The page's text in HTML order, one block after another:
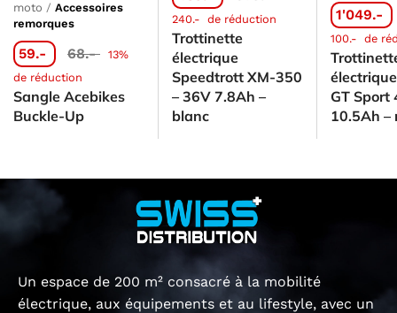
moto / Accessoires
remorques
59.- 68.- 13%
de réduction
Sangle Acebikes
Buckle-Up
240.- de réduction
Trottinette
électrique
Speedtrott XM-350
– 36V 7.8Ah –
blanc
1'049.-
100.- de
GT Sport
10.5Ah –
Un espace de 200 m² consacré à la mobilité
électrique, aux équipements et au lifestyle, avec un